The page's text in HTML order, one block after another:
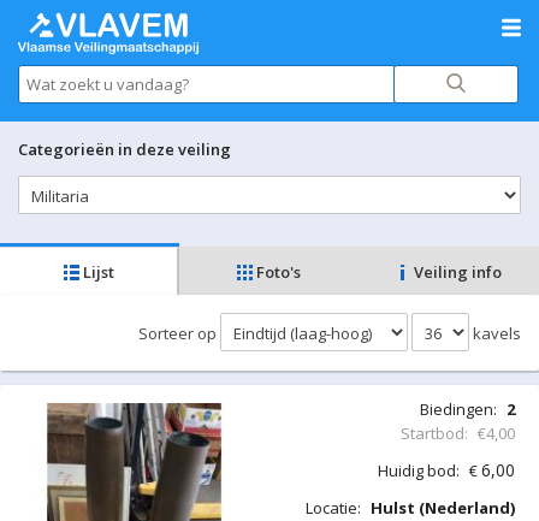
Categorieën in deze veiling
Lijst Foto's Veiling info
Sorteer op kavels
Biedingen: 2
Startbod: €4,00
Huidig bod: €6,00
Locatie: Hulst (Nederland)